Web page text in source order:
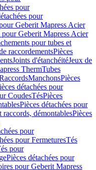
pour
pour
Geberit Mapress Acier
pour Geberit Mapress Acier
pour tubes et
raccordementsPièces
Joints d'étanchéitéJeux de
ThermTubes
ManchonsPièces
détachées pour
CoudesTésPièces
Pièces détachées pour
raccords, démontablesPièces
pour
pour FermeturesTés
pour
Pièces détachées pour
pour Geberit Mapress